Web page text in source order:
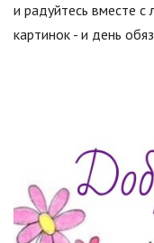
и радуйтесь вместе
картинок - и день